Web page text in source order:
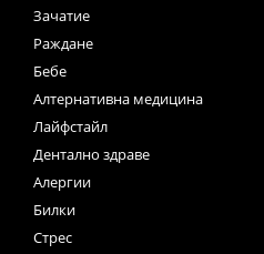
Зачатие
Раждане
Бебе
Алтернативна медицина
Лайфстайл
Дентално здраве
Алергии
Билки
Стрес